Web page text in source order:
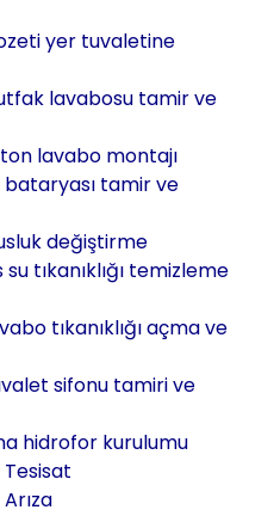
yer tuvaletine
lavabosu tamir ve
lavabo montajı
bataryası tamir ve
değiştirme
tıkanıklığı temizleme
tıkanıklığı açma ve
sifonu tamiri ve
hidrofor kurulumu
Tesisat